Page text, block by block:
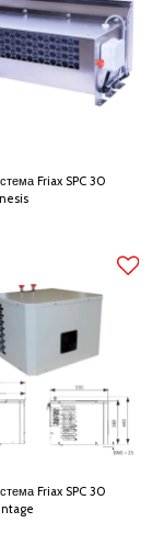
Friax SPC 30
Friax SPC 30